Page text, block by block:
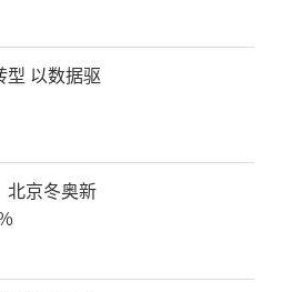
型 以数据驱
京冬奥新